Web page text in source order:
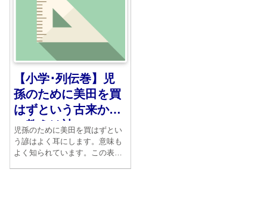
【小学･列伝巻】児
孫のために美田を買
はずという古来から
の教えは神
児孫のために美田を買はずとい
う諺はよく耳にします。意味も
よく知られています。この表現